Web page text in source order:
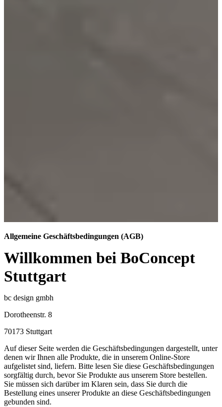
Allgemeine Geschäftsbedingungen (AGB)
Willkommen bei BoConcept
Stuttgart
bc design gmbh
Dorotheenstr. 8
70173 Stuttgart
Auf dieser Seite werden die Geschäftsbedingungen dargestellt, unter
denen wir Ihnen alle Produkte, die in unserem Online-Store
aufgelistet sind, liefern. Bitte lesen Sie diese Geschäftsbedingungen
sorgfältig durch, bevor Sie Produkte aus unserem Store bestellen.
Sie müssen sich darüber im Klaren sein, dass Sie durch die
Bestellung eines unserer Produkte an diese Geschäftsbedingungen
gebunden sind.